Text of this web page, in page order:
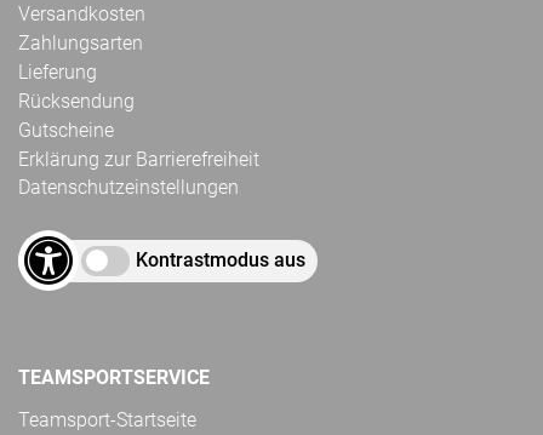
Versandkosten
Zahlungsarten
Lieferung
Rücksendung
Gutscheine
Erklärung zur Barrierefreiheit
Datenschutzeinstellungen
Kontrastmodus aus
TEAMSPORTSERVICE
Teamsport-Startseite